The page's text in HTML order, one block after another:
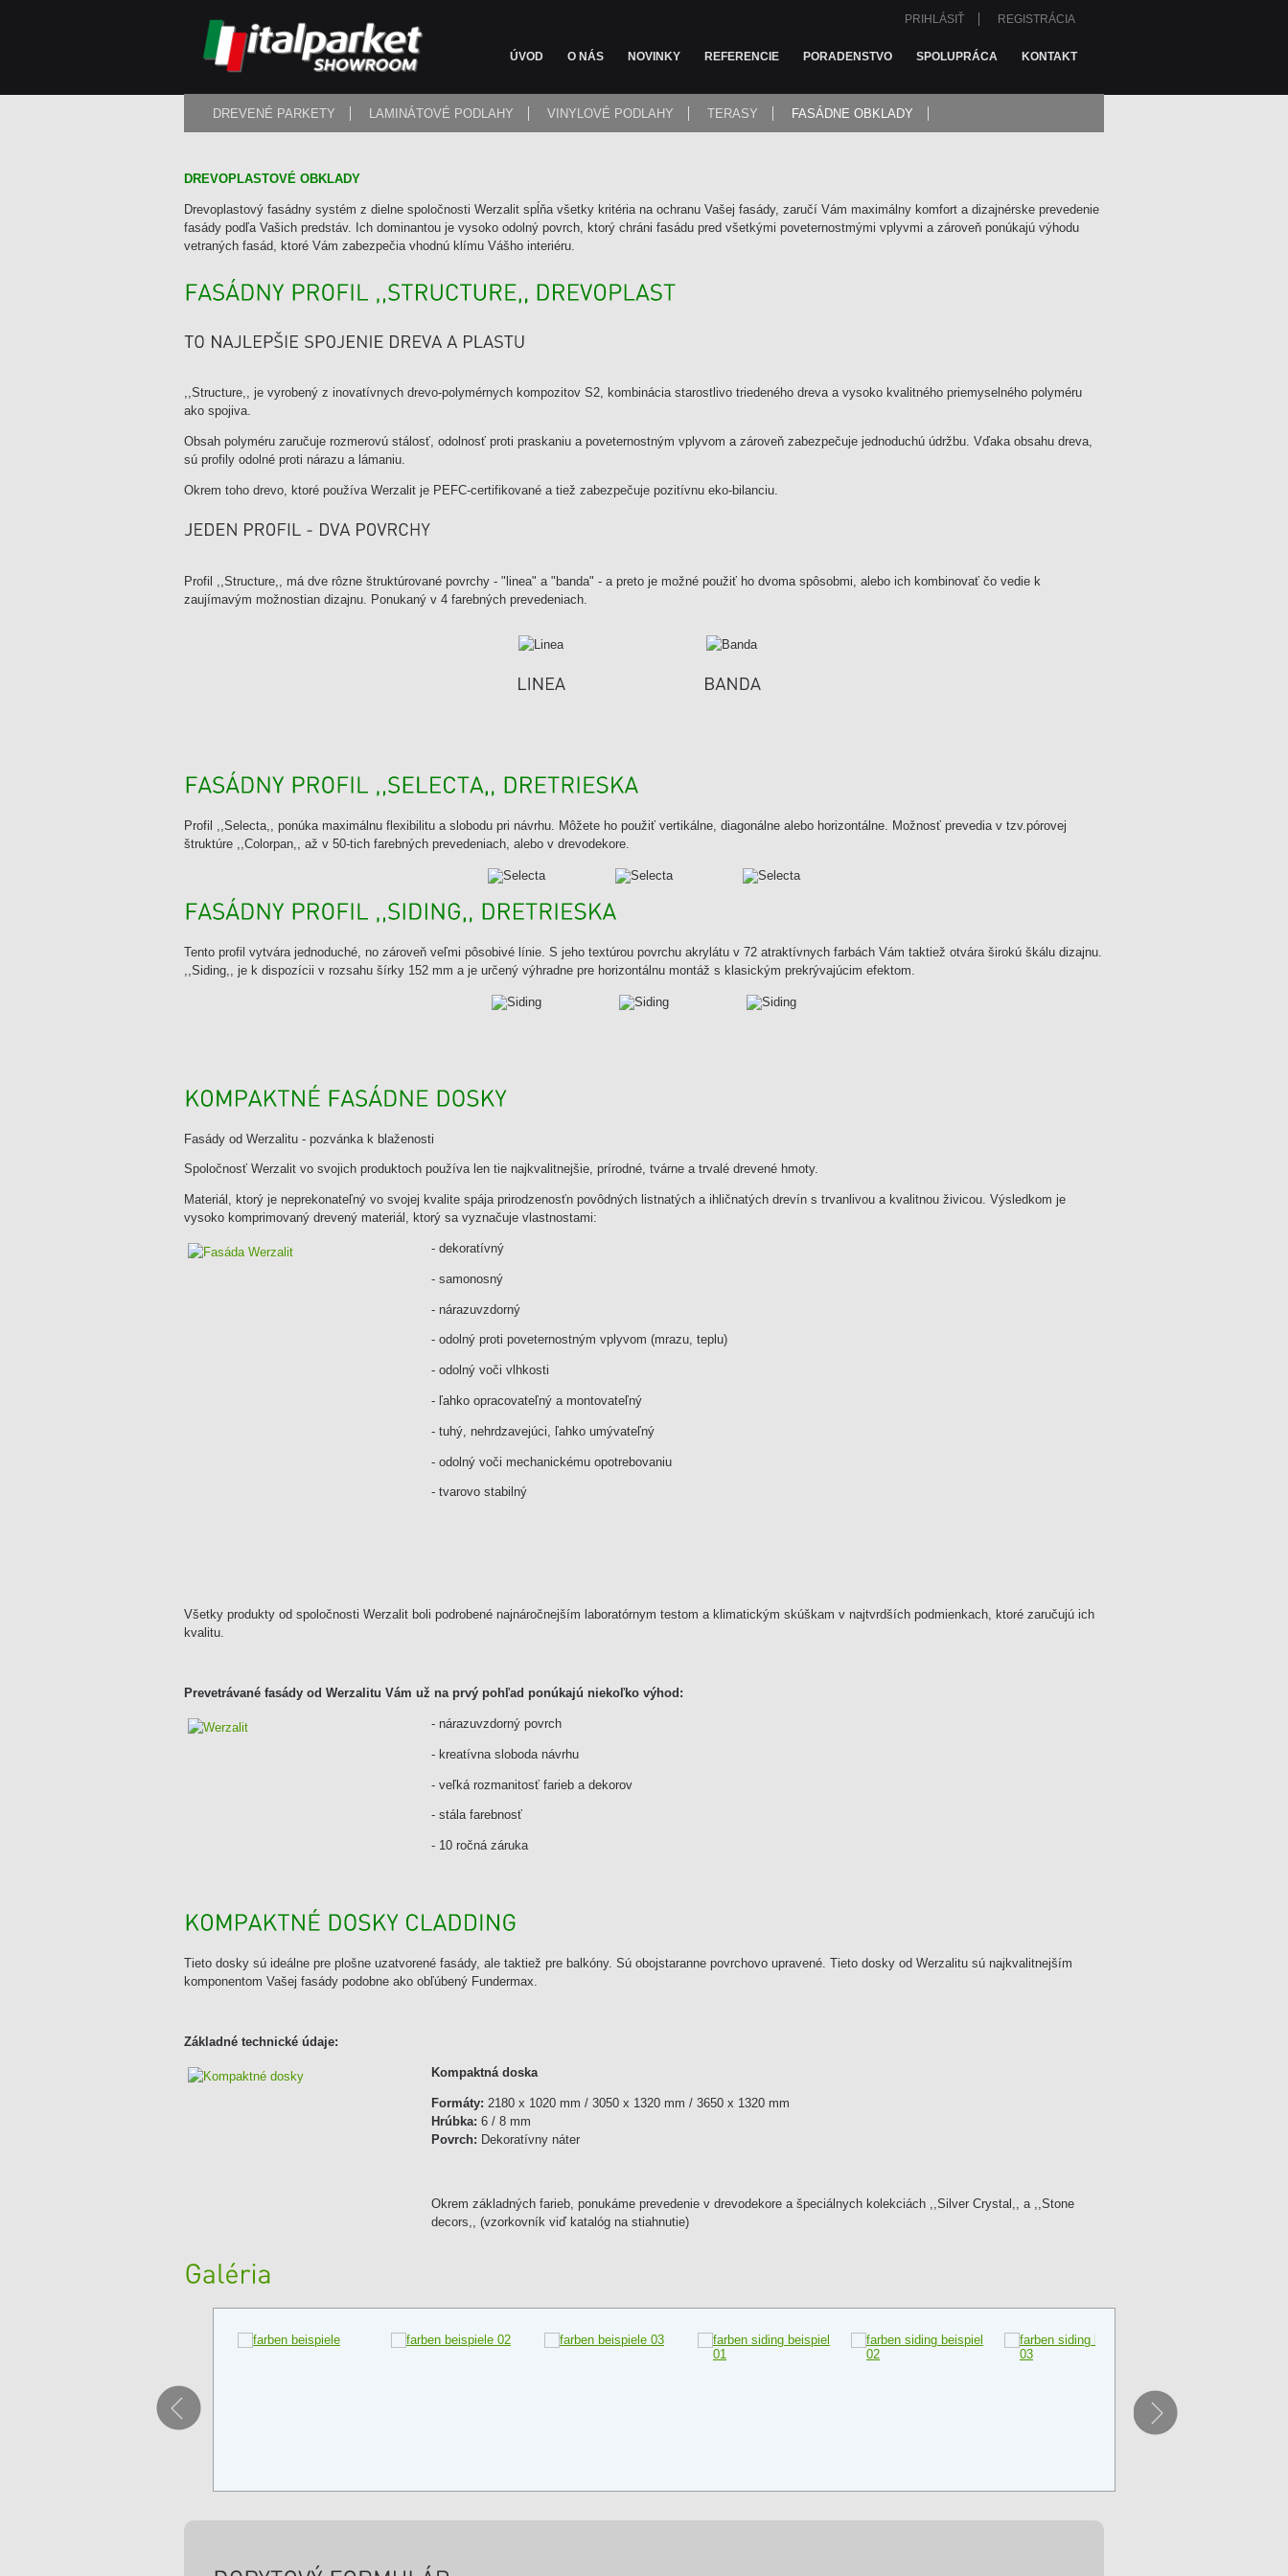
PRIHLÁSIŤ REGISTRÁCIA
ÚVOD O NÁS NOVINKY REFERENCIE PORADENSTVO SPOLUPRÁCA KONTAKT
DREVENÉ PARKETY LAMINÁTOVÉ PODLAHY VINYLOVÉ PODLAHY TERASY FASÁDNE OBKLADY
DREVOPLASTOVÉ OBKLADY
Drevoplastový fasádny systém z dielne spoločnosti Werzalit spĺňa všetky kritéria na ochranu Vašej fasády, zaručí Vám maximálny komfort a dizajnérske prevedenie
fasády podľa Vašich predstáv. Ich dominantou je vysoko odolný povrch, ktorý chráni fasádu pred všetkými poveternostmými vplyvmi a zároveň ponúkajú výhodu
vetraných fasád, ktoré Vám zabezpečia vhodnú klímu Vášho interiéru.
,,Structure,, je vyrobený z inovatívnych drevo-polymérnych kompozitov S2, kombinácia starostlivo triedeného dreva a vysoko kvalitného priemyselného polyméru
ako spojiva.
Obsah polyméru zaručuje rozmerovú stálosť, odolnosť proti praskaniu a poveternostným vplyvom a zároveň zabezpečuje jednoduchú údržbu. Vďaka obsahu dreva,
sú profily odolné proti nárazu a lámaniu.
Okrem toho drevo, ktoré používa Werzalit je PEFC-certifikované a tiež zabezpečuje pozitívnu eko-bilanciu.
Profil ,,Structure,, má dve rôzne štruktúrované povrchy - "linea" a "banda" - a preto je možné použiť ho dvoma spôsobmi, alebo ich kombinovať čo vedie k
zaujímavým možnostian dizajnu. Ponukaný v 4 farebných prevedeniach.
Profil ,,Selecta,, ponúka maximálnu flexibilitu a slobodu pri návrhu. Môžete ho použiť vertikálne, diagonálne alebo horizontálne. Možnosť prevedia v tzv.pórovej
štruktúre ,,Colorpan,, až v 50-tich farebných prevedeniach, alebo v drevodekore.
Tento profil vytvára jednoduché, no zároveň veľmi pôsobivé línie. S jeho textúrou povrchu akrylátu v 72 atraktívnych farbách Vám taktiež otvára širokú škálu dizajnu.
,,Siding,, je k dispozícii v rozsahu šírky 152 mm a je určený výhradne pre horizontálnu montáž s klasickým prekrývajúcim efektom.
Fasády od Werzalitu - pozvánka k blaženosti
Spoločnosť Werzalit vo svojich produktoch používa len tie najkvalitnejšie, prírodné, tvárne a trvalé drevené hmoty.
Materiál, ktorý je neprekonateľný vo svojej kvalite spája prirodzenosťn povôdných listnatých a ihličnatých drevín s trvanlivou a kvalitnou živicou. Výsledkom je
vysoko komprimovaný drevený materiál, ktorý sa vyznačuje vlastnostami:
- dekoratívný
- samonosný
- nárazuvzdorný
- odolný proti poveternostným vplyvom (mrazu, teplu)
- odolný voči vlhkosti
- ľahko opracovateľný a montovateľný
- tuhý, nehrdzavejúci, ľahko umývateľný
- odolný voči mechanickému opotrebovaniu
- tvarovo stabilný
Všetky produkty od spoločnosti Werzalit boli podrobené najnáročnejším laboratórnym testom a klimatickým skúškam v najtvrdších podmienkach, ktoré zaručujú ich
kvalitu.
Prevetrávané fasády od Werzalitu Vám už na prvý pohľad ponúkajú niekoľko výhod:
- nárazuvzdorný povrch
- kreatívna sloboda návrhu
- veľká rozmanitosť farieb a dekorov
- stála farebnosť
- 10 ročná záruka
Tieto dosky sú ideálne pre plošne uzatvorené fasády, ale taktiež pre balkóny. Sú obojstaranne povrchovo upravené. Tieto dosky od Werzalitu sú najkvalitnejším
komponentom Vašej fasády podobne ako obľúbený Fundermax.
Základné technické údaje:
Kompaktná doska
Formáty: 2180 x 1020 mm / 3050 x 1320 mm / 3650 x 1320 mm
Hrúbka: 6 / 8 mm
Povrch: Dekoratívny náter
Okrem základných farieb, ponukáme prevedenie v drevodekore a špeciálnych kolekciách ,,Silver Crystal,, a ,,Stone
decors,, (vzorkovník viď katalóg na stiahnutie)